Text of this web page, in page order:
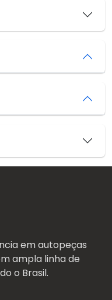
em autopeças
ampla linha de
o Brasil.